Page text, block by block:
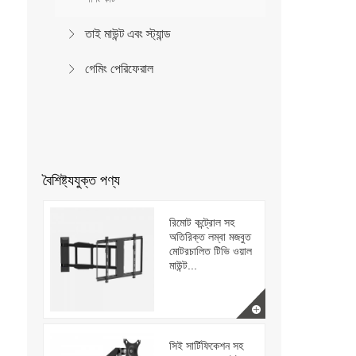
তাই মাউন্ট এবং স্ট্যান্ড
গেমিং পেরিফেরাল
বৈশিষ্ট্যযুক্ত পণ্য
রিমোট কন্ট্রোল সহ
অতিরিক্ত লম্বা মজবুত
মোটরচালিত টিভি ওয়াল
মাউন্ট...
সিই সার্টিফিকেশন সহ